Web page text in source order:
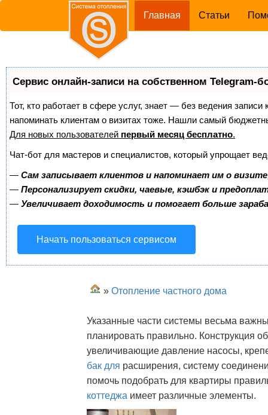
Главная (current)
Статьи
Сервис онлайн-записи на собственном Telegram-
Тот, кто работает в сфере услуг, знает — без ведения
напоминать клиентам о визитах тоже. Нашли самый
Для новых пользователей первый месяц бесплатно.
Чат-бот для мастеров и специалистов, который упрощает
— Сам записывает клиентов и напоминает им о
— Персонализирует скидки, чаевые, кэшбэк и
— Увеличивает доходимость и помогает больше
Начать пользоваться сервисом
» Отопление частного дома
Указанные части системы весьма
планировать правильно. Конструкция
увеличивающие давление насосы,
бак для расширения, систему
помочь подобрать для квартиры
коттеджа имеет различные элементы.